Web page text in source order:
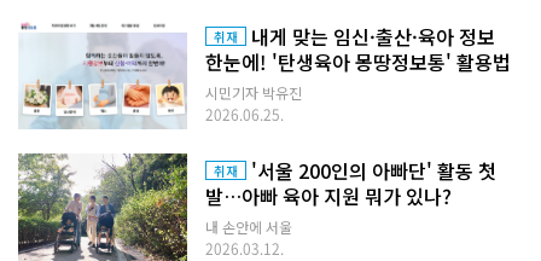
취재
한눈에! '탄생육아 몽땅정보통' 활용법
시민기자 박유진
2026.06.25.
취재
발…아빠 육아 지원 뭐가 있나?
내 손안에 서울
2026.03.12.